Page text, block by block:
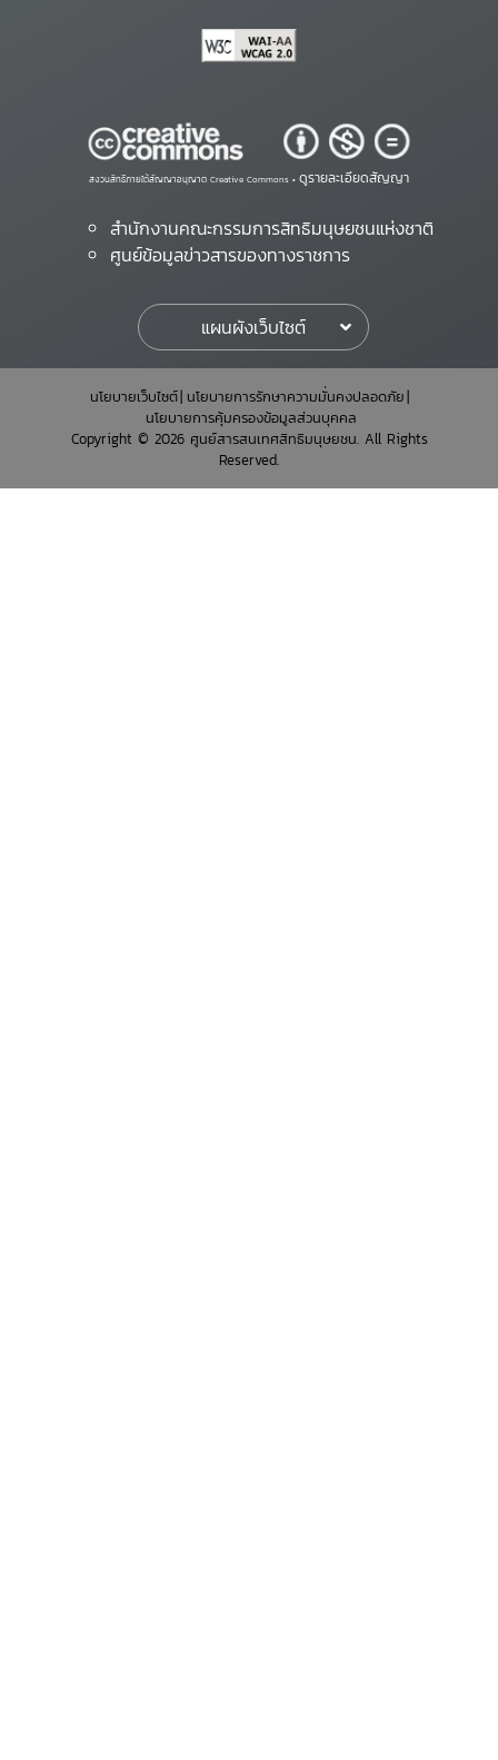
สงวนสิทธิ์ภายใต้สัญญาอนุญาต Creative Commons • ดูรายละเอียดสัญญา
สำนักงานคณะกรรมการสิทธิมนุษยชนแห่งชาติ
ศูนย์ข้อมูลข่าวสารของทางราชการ
แผนผังเว็บไซต์
นโยบายเว็บไซต์ นโยบายการรักษาความมั่นคงปลอดภัย
นโยบายการคุ้มครองข้อมูลส่วนบุคคล
Copyright © 2026 ศูนย์สารสนเทศสิทธิมนุษยชน. All Rights
Reserved.